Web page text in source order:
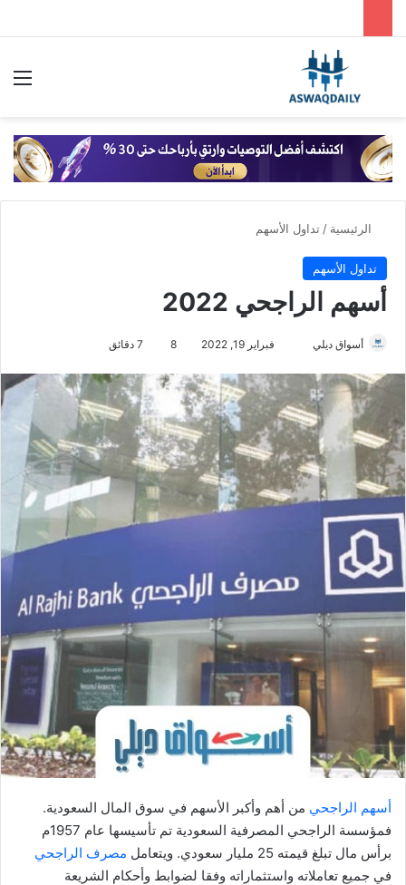
بحث عن
الرئيسية / تداول الأسهم
تداول الأسهم
أسهم الراجحي 2022
أسواق ديلي
إلكترونيا
فبراير 19, 2022 8
أسهم الراجحي من أهم وأكبر الأسهم في سوق المال السعودية.
فمؤسسة الراجحي المصرفية السعودية تم تأسيسها عام 1957م
برأس مال تبلغ قيمته 25 مليار سعودي. ويتعامل
مصرف الراجحي
في جميع تعاملاته واستثماراته وفقا لضوابط وأحكام الشريعة